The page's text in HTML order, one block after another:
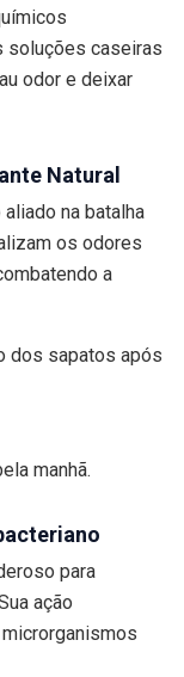
soluções caseiras
odor e deixar
Natural
na batalha
os odores
a
dos sapatos após
manhã.
para
ação